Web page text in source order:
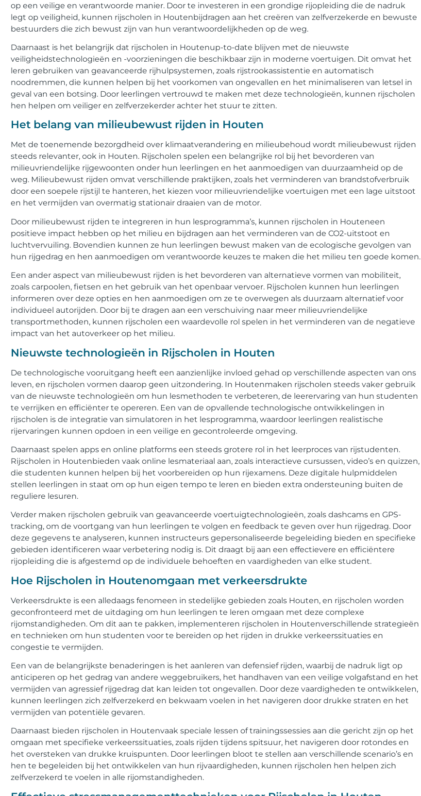
op een veilige en verantwoorde manier. Door te investeren in een grondige rijopleiding die de nadruk
legt op veiligheid, kunnen rijscholen in Houtenbijdragen aan het creëren van zelfverzekerde en bewuste
bestuurders die zich bewust zijn van hun verantwoordelijkheden op de weg.
Daarnaast is het belangrijk dat rijscholen in Houtenup-to-date blijven met de nieuwste
veiligheidstechnologieën en -voorzieningen die beschikbaar zijn in moderne voertuigen. Dit omvat het
leren gebruiken van geavanceerde rijhulpsystemen, zoals rijstrookassistentie en automatisch
noodremmen, die kunnen helpen bij het voorkomen van ongevallen en het minimaliseren van letsel in
geval van een botsing. Door leerlingen vertrouwd te maken met deze technologieën, kunnen rijscholen
hen helpen om veiliger en zelfverzekerder achter het stuur te zitten.
Het belang van milieubewust rijden in Houten
Met de toenemende bezorgdheid over klimaatverandering en milieubehoud wordt milieubewust rijden
steeds relevanter, ook in Houten. Rijscholen spelen een belangrijke rol bij het bevorderen van
milieuvriendelijke rijgewoonten onder hun leerlingen en het aanmoedigen van duurzaamheid op de
weg. Milieubewust rijden omvat verschillende praktijken, zoals het verminderen van brandstofverbruik
door een soepele rijstijl te hanteren, het kiezen voor milieuvriendelijke voertuigen met een lage uitstoot
en het vermijden van overmatig stationair draaien van de motor.
Door milieubewust rijden te integreren in hun lesprogramma’s, kunnen rijscholen in Houteneen
positieve impact hebben op het milieu en bijdragen aan het verminderen van de CO2-uitstoot en
luchtvervuiling. Bovendien kunnen ze hun leerlingen bewust maken van de ecologische gevolgen van
hun rijgedrag en hen aanmoedigen om verantwoorde keuzes te maken die het milieu ten goede komen.
Een ander aspect van milieubewust rijden is het bevorderen van alternatieve vormen van mobiliteit,
zoals carpoolen, fietsen en het gebruik van het openbaar vervoer. Rijscholen kunnen hun leerlingen
informeren over deze opties en hen aanmoedigen om ze te overwegen als duurzaam alternatief voor
individueel autorijden. Door bij te dragen aan een verschuiving naar meer milieuvriendelijke
transportmethoden, kunnen rijscholen een waardevolle rol spelen in het verminderen van de negatieve
impact van het autoverkeer op het milieu.
Nieuwste technologieën in Rijscholen in Houten
De technologische vooruitgang heeft een aanzienlijke invloed gehad op verschillende aspecten van ons
leven, en rijscholen vormen daarop geen uitzondering. In Houtenmaken rijscholen steeds vaker gebruik
van de nieuwste technologieën om hun lesmethoden te verbeteren, de leerervaring van hun studenten
te verrijken en efficiënter te opereren. Een van de opvallende technologische ontwikkelingen in
rijscholen is de integratie van simulatoren in het lesprogramma, waardoor leerlingen realistische
rijervaringen kunnen opdoen in een veilige en gecontroleerde omgeving.
Daarnaast spelen apps en online platforms een steeds grotere rol in het leerproces van rijstudenten.
Rijscholen in Houtenbieden vaak online lesmateriaal aan, zoals interactieve cursussen, video’s en quizzen,
die studenten kunnen helpen bij het voorbereiden op hun rijexamens. Deze digitale hulpmiddelen
stellen leerlingen in staat om op hun eigen tempo te leren en bieden extra ondersteuning buiten de
reguliere lesuren.
Verder maken rijscholen gebruik van geavanceerde voertuigtechnologieën, zoals dashcams en GPS-
tracking, om de voortgang van hun leerlingen te volgen en feedback te geven over hun rijgedrag. Door
deze gegevens te analyseren, kunnen instructeurs gepersonaliseerde begeleiding bieden en specifieke
gebieden identificeren waar verbetering nodig is. Dit draagt bij aan een effectievere en efficiëntere
rijopleiding die is afgestemd op de individuele behoeften en vaardigheden van elke student.
Hoe Rijscholen in Houtenomgaan met verkeersdrukte
Verkeersdrukte is een alledaags fenomeen in stedelijke gebieden zoals Houten, en rijscholen worden
geconfronteerd met de uitdaging om hun leerlingen te leren omgaan met deze complexe
rijomstandigheden. Om dit aan te pakken, implementeren rijscholen in Houtenverschillende strategieën
en technieken om hun studenten voor te bereiden op het rijden in drukke verkeerssituaties en
congestie te vermijden.
Een van de belangrijkste benaderingen is het aanleren van defensief rijden, waarbij de nadruk ligt op
anticiperen op het gedrag van andere weggebruikers, het handhaven van een veilige volgafstand en het
vermijden van agressief rijgedrag dat kan leiden tot ongevallen. Door deze vaardigheden te ontwikkelen,
kunnen leerlingen zich zelfverzekerd en bekwaam voelen in het navigeren door drukke straten en het
vermijden van potentiële gevaren.
Daarnaast bieden rijscholen in Houtenvaak speciale lessen of trainingssessies aan die gericht zijn op het
omgaan met specifieke verkeerssituaties, zoals rijden tijdens spitsuur, het navigeren door rotondes en
het oversteken van drukke kruispunten. Door leerlingen bloot te stellen aan verschillende scenario’s en
hen te begeleiden bij het ontwikkelen van hun rijvaardigheden, kunnen rijscholen hen helpen zich
zelfverzekerd te voelen in alle rijomstandigheden.